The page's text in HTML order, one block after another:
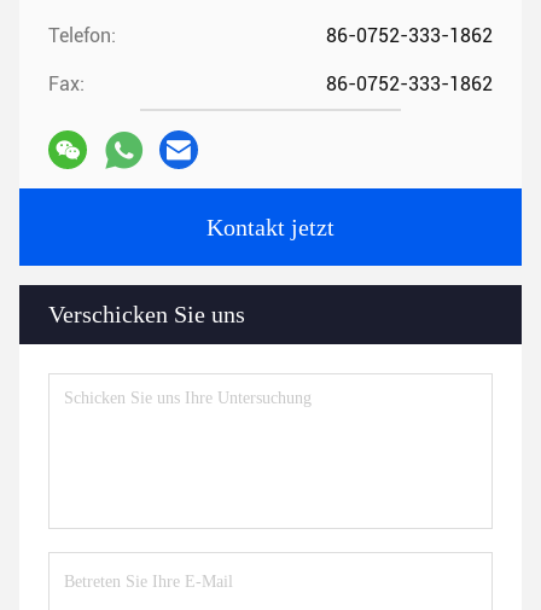
Telefon: 86-0752-333-1862
Fax: 86-0752-333-1862
Kontakt jetzt
Verschicken Sie uns